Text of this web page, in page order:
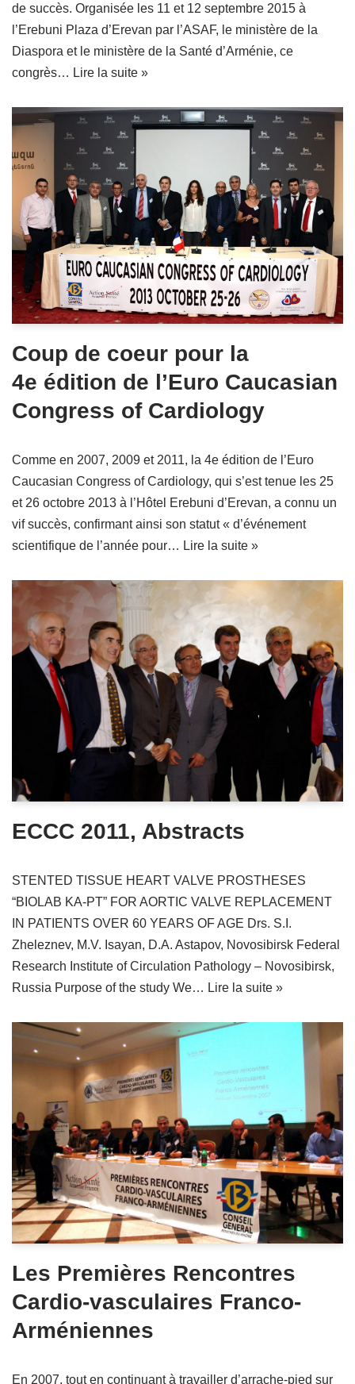
de succès. Organisée les 11 et 12 septembre 2015 à
l’Erebuni Plaza d’Erevan par l’ASAF, le ministère de la
Diaspora et le ministère de la Santé d’Arménie, ce
congrès… Lire la suite »
Coup de coeur pour la
4e édition de l’Euro Caucasian
Congress of Cardiology
Comme en 2007, 2009 et 2011, la 4e édition de l’Euro
Caucasian Congress of Cardiology, qui s’est tenue les 25
et 26 octobre 2013 à l’Hôtel Erebuni d’Erevan, a connu un
vif succès, confirmant ainsi son statut « d’événement
scientifique de l’année pour… Lire la suite »
ECCC 2011, Abstracts
STENTED TISSUE HEART VALVE PROSTHESES
“BIOLAB KA-PT” FOR AORTIC VALVE REPLACEMENT
IN PATIENTS OVER 60 YEARS OF AGE Drs. S.I.
Zheleznev, M.V. Isayan, D.A. Astapov, Novosibirsk Federal
Research Institute of Circulation Pathology – Novosibirsk,
Russia Purpose of the study We… Lire la suite »
Les Premières Rencontres
Cardio-vasculaires Franco-
Arméniennes
En 2007, tout en continuant à travailler d’arrache-pied sur